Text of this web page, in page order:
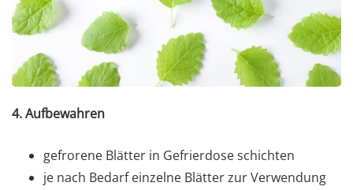
4. Aufbewahren
gefrorene Blätter in Gefrierdose schichten
je nach Bedarf einzelne Blätter zur Verwendung